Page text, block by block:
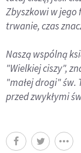
Zbyszkowi w
trwanie, czas
Naszą wspólną
"Wielkiej ciszy",
"małej drogi" św.
przed zwykłymi